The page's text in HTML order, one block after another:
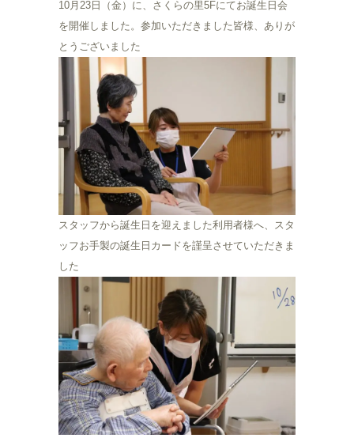
10月23日（金）に、さくらの里5Fにてお誕生日会
を開催しました。参加いただきました皆様、ありが
とうございました
スタッフから誕生日を迎えました利用者様へ、スタ
ッフお手製の誕生日カードを謹呈させていただきま
した